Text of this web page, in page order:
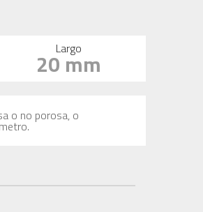
Largo
20 mm
o no porosa, o